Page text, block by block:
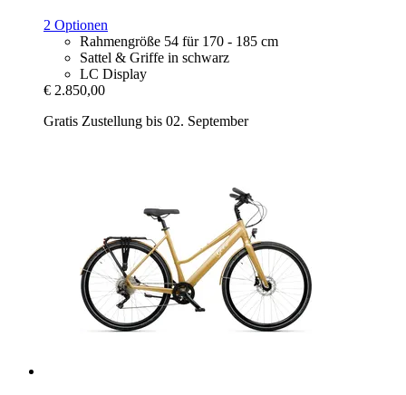
2 Optionen
Rahmengröße 54 für 170 - 185 cm
Sattel & Griffe in schwarz
LC Display
€ 2.850,00
Gratis Zustellung bis 02. September